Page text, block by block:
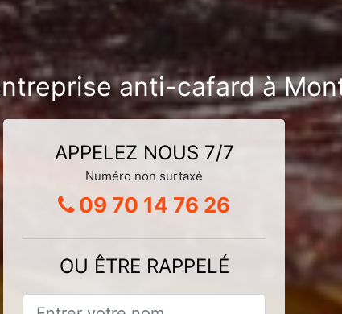
anti-cafard à
APPELEZ NOUS 7/7
Numéro non surtaxé
09 70 14 76 26
OU ÊTRE RAPPELÉ